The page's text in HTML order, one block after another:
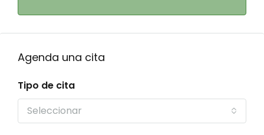
Agenda una cita
Tipo de cita
Seleccionar